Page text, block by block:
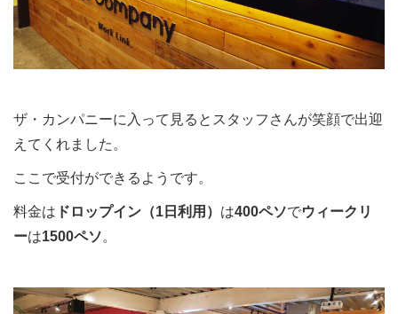
ザ・カンパニーに 入って見るとスタッフさんが笑顔で出迎
えてくれました。
ここで受付ができるようです。
料金は ドロップイン（1日利用） は400ペソでウィークリ
ーは1500ペソ。